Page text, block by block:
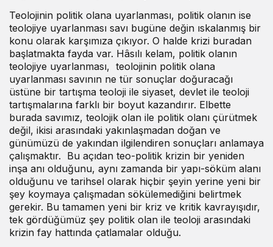
Teolojinin politik olana uyarlanması, politik olanın ise
teolojiye uyarlanması savı bugüne değin ıskalanmış bir
konu olarak karşımıza çıkıyor. O halde krizi buradan
başlatmakta fayda var. Hâsılı kelam, politik olanın
teolojiye uyarlanması, teolojinin politik olana
uyarlanması savının ne tür sonuçlar doğuracağı
üstüne bir tartışma teoloji ile siyaset, devlet ile teoloji
tartışmalarına farklı bir boyut kazandırır. Elbette
burada savımız, teolojik olan ile politik olanı çürütmek
değil, ikisi arasındaki yakınlaşmadan doğan ve
günümüzü de yakından ilgilendiren sonuçları anlamaya
çalışmaktır. Bu açıdan teo-politik krizin bir yeniden
inşa anı olduğunu, aynı zamanda bir yapı-söküm alanı
olduğunu ve tarihsel olarak hiçbir şeyin yerine yeni bir
şey koymaya çalışmadan sökülemediğini belirtmek
gerekir. Bu tamamen yeni bir kriz ve kritik kavrayışıdır,
tek gördüğümüz şey politik olan ile teoloji arasındaki
krizin fay hattında çatlamalar olduğu.